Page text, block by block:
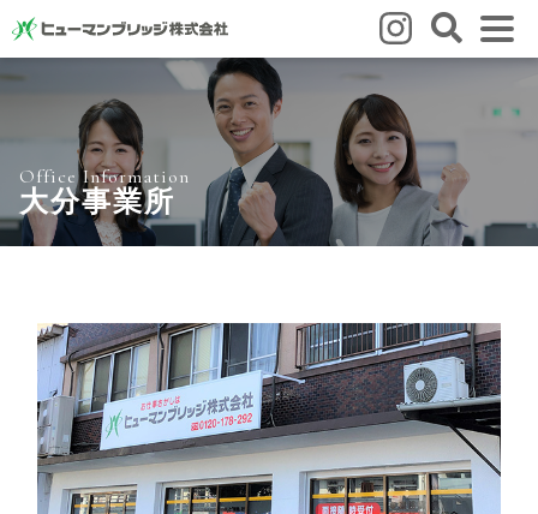
はじめての方
はじめての方 3つの強み いろいろな働き方 Q&A
就業までの流れ HBのイイネ！
スタッフの方
お友だち紹介キャンペーン
会社概要
会社概要 事業所のご案内
ブログ
Office Information
大分事業所